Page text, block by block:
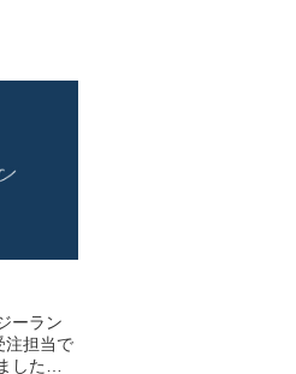
ーラン
注担当で
た。